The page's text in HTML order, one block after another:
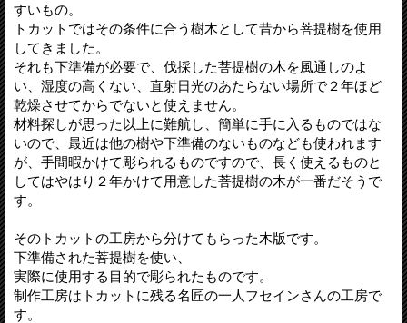
すいもの。
トカットではその条件に合う樹木として昔から菩提樹を使用
してきました。
それも下準備が必要で、伐採した菩提樹の木を風通しのよ
い、湿度の高くない、直射日光のあたらない場所で２年ほど
乾燥させてからでないと使えません。
材料探しが思った以上に難航し、簡単に手に入るものではな
いので、最近は他の樹や下準備のないものなども使われます
が、手間暇かけて彫られるものですので、長く使えるものと
してはやはり２年かけて用意した菩提樹の木が一番だそうで
す。
そのトカットの工房から分けてもらった木版です。
下準備された菩提樹を使い、
実際に使用する目的で彫られたものです。
制作工房はトカットに残る名匠の一人フセインさんの工房で
す。